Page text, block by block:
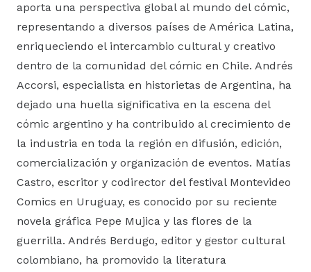
aporta una perspectiva global al mundo del cómic,
representando a diversos países de América Latina,
enriqueciendo el intercambio cultural y creativo
dentro de la comunidad del cómic en Chile. Andrés
Accorsi, especialista en historietas de Argentina, ha
dejado una huella significativa en la escena del
cómic argentino y ha contribuido al crecimiento de
la industria en toda la región en difusión, edición,
comercialización y organización de eventos. Matías
Castro, escritor y codirector del festival Montevideo
Comics en Uruguay, es conocido por su reciente
novela gráfica Pepe Mujica y las flores de la
guerrilla. Andrés Berdugo, editor y gestor cultural
colombiano, ha promovido la literatura